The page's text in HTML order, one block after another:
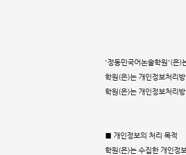
'정동민국어논술학원'(은)
학원(은)는 개인정보처리
학원(은)는 개인정보처리
■ 개인정보의 처리 목적
학원(은)는 수집한 개인정